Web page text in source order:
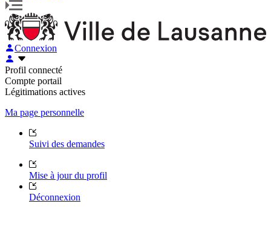
Connexion
Profil connecté
Compte portail
Légitimations actives
Ma page personnelle
Suivi des demandes
Mise à jour du profil
Déconnexion